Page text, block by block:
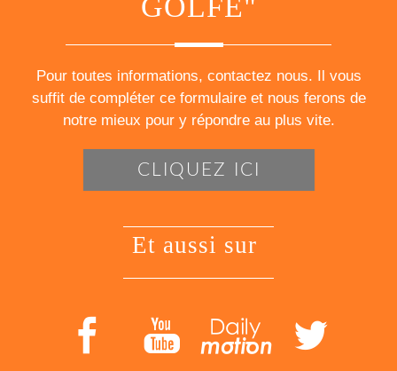
GOLFE"
Pour toutes informations, contactez nous. Il vous
suffit de compléter ce formulaire et nous ferons de
notre mieux pour y répondre au plus vite.
CLIQUEZ ICI
et aussi sur